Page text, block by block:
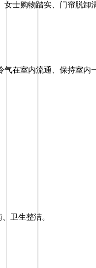
士购物踏实、门帘脱
在室内流通、保持室
卫生整洁。